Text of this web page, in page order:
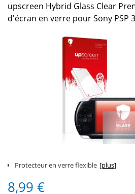
upscreen Hybrid Glass Clear
d'écran en verre pour Sony PSP
Protecteur en verre flexible [plus]
8,99 €